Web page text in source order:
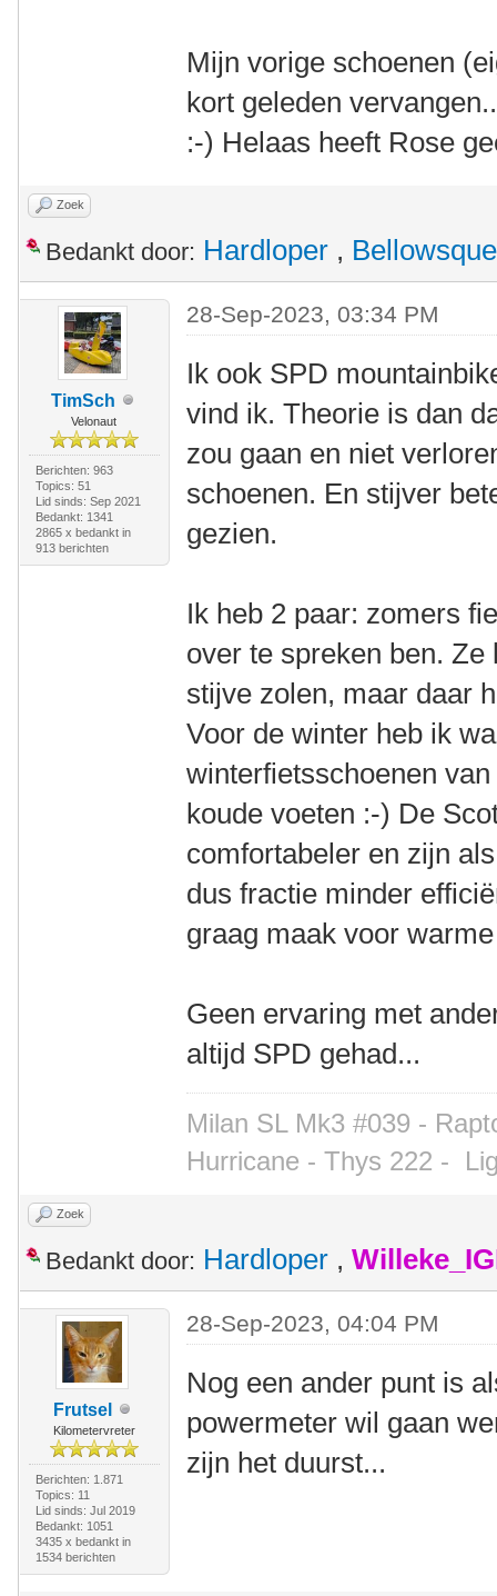
Mijn vorige schoenen
kort geleden
:-) Helaas heeft Rose
Zoek
Bedankt door: Hardloper ,
TimSch
Velonaut
Berichten: 963
Topics: 51
Lid sinds: Sep 2021
Bedankt: 1341
2865 x bedankt in
913 berichten
28-Sep-2023, 03:34 PM
Ik ook SPD
vind ik. Theorie is dan
zou gaan en niet
schoenen. En stijver
gezien.
Ik heb 2 paar: zomers
over te spreken ben.
stijve zolen, maar daar
Voor de winter heb ik
winterfietsschoenen
koude voeten :-) De
comfortabeler en zijn
dus fractie minder
graag maak voor
Geen ervaring met
altijd SPD gehad...
Milan SL Mk3 #039 -
Hurricane - Thys 222 -
Zoek
Bedankt door: Hardloper ,
Frutsel
Kilometervreter
Berichten: 1.871
Topics: 11
Lid sinds: Jul 2019
Bedankt: 1051
3435 x bedankt in
1534 berichten
28-Sep-2023, 04:04 PM
Nog een ander punt is
powermeter wil gaan
zijn het duurst...